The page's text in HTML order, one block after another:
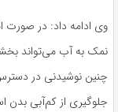
وی ادامه داد: در صورت
نمک به آب می‌تواند بخشی
چنین نوشیدنی در
جلوگیری از کم‌آبی بدن